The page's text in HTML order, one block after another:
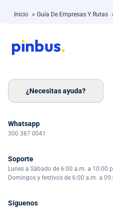
Inicio > Guía De Empresas Y Rutas
¿Necesitas ayuda?
Whatsapp
300 387 0041
Soporte
Lunes a Sábado de 6:00 a.m. a 10:00
Domingos y festivos de 6:00 a.m. a
Síguenos